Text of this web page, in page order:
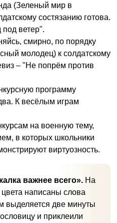
(Зеленый мир в
состязанию готова.
ветер".
смирно, по порядку
молодец) к солдатскому
– "Не попрём против
программу
К весёлым играм
на военную тему,
в которых школьники
виртуозность.
важнее всего». На
написаны слова
выделяется две минуты
и приклеили